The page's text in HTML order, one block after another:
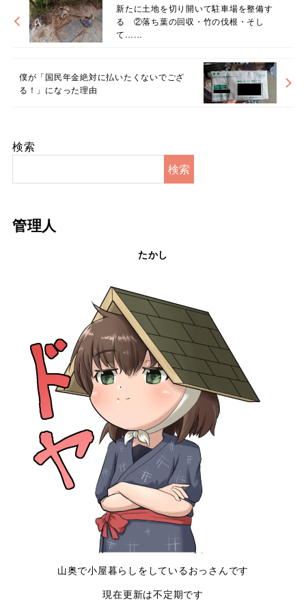
新たに土地を切り開いて駐車場を整備す
る ②落ち葉の回収・竹の伐根・そし
て……
僕が「国民年金絶対に払いたくないでござ
る！」になった理由
検索
検索
管理人
たかし
山奥で小屋暮らしをしているおっさんです
現在更新は不定期です